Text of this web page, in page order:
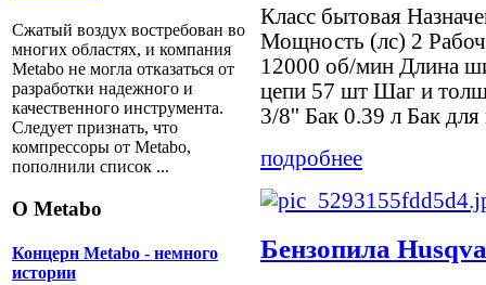
Сжатый воздух востребован во
многих областях, и компания
Metabo не могла отказаться от
разработки надежного и
качественного инструмента.
Следует признать, что
компрессоры от Metabо,
пополнили список ...
О Metabo
Концерн Metabo - немного
истории
Класс бытовая
Мощность (лс) 2
12000 об/мин Длина
цепи 57 шт Шаг и
3/8'' Бак 0.39 л Бак
подробнее
Бензопила